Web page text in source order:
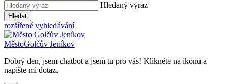
Hledaný výraz
Hledat
rozšířené vyhledávání
MěstoGolčův Jeníkov
Dobrý den, jsem chatbot a jsem tu pro vás! Klikněte na ikonu a
napište mi dotaz.